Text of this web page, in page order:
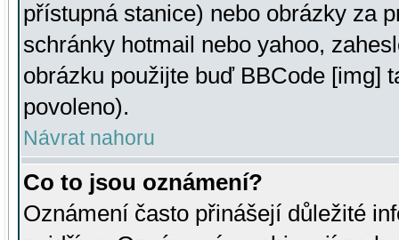
přístupná stanice) nebo obrázky za
schránky hotmail nebo yahoo,
obrázku použijte buď BBCode [img]
povoleno).
Návrat nahoru
Co to jsou oznámení?
Oznámení často přinášejí důležité